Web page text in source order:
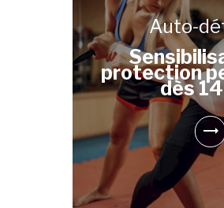
Auto-
protection
dès